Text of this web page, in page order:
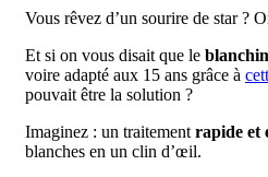
Vous rêvez d’un sourire de star ?
Et si on vous disait que le
voire adapté aux 15 ans grâce à
pouvait être la solution ?
Imaginez : un traitement rapide et
blanches en un clin d’œil.